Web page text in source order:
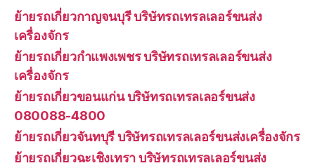
ย้ายรถเกี่ยวกาญจนบุรี บริษัทรถเทรลเลอร์ขนส่ง
เครื่องจักร
ย้ายรถเกี่ยวกำแพงเพชร บริษัทรถเทรลเลอร์ขนส่ง
เครื่องจักร
ย้ายรถเกี่ยวขอนแก่น บริษัทรถเทรลเลอร์ขนส่ง
080088-4800
ย้ายรถเกี่ยวจันทบุรี บริษัทรถเทรลเลอร์ขนส่งเครื่องจักร
ย้ายรถเกี่ยวฉะเชิงเทรา บริษัทรถเทรลเลอร์ขนส่ง